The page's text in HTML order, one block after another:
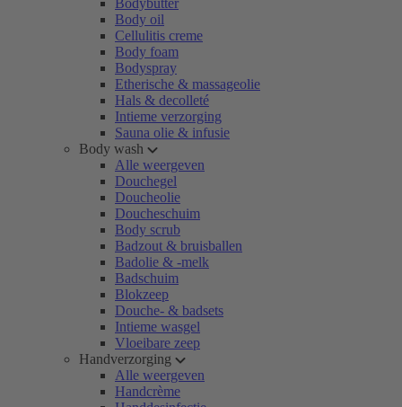
Bodybutter
Body oil
Cellulitis creme
Body foam
Bodyspray
Etherische & massageolie
Hals & decolleté
Intieme verzorging
Sauna olie & infusie
Body wash
Alle weergeven
Douchegel
Doucheolie
Doucheschuim
Body scrub
Badzout & bruisballen
Badolie & -melk
Badschuim
Blokzeep
Douche- & badsets
Intieme wasgel
Vloeibare zeep
Handverzorging
Alle weergeven
Handcrème